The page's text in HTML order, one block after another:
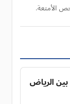
الأمتعة.
الرياض